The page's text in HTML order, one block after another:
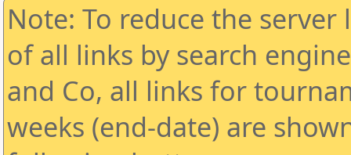
Note: To reduce the
of all links by search
and Co, all links for
weeks (end-date) are